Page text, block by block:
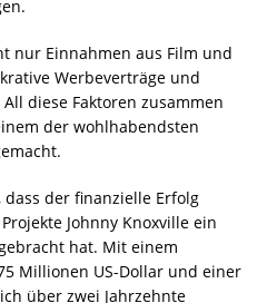
nur Einnahmen aus Film und
Werbeverträge und
diese Faktoren zusammen
der wohlhabendsten
dass der finanzielle Erfolg
Johnny Knoxville ein
hat. Mit einem
Millionen US-Dollar und einer
über zwei Jahrzehnte